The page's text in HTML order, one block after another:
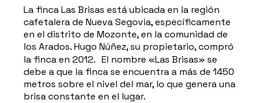
La finca Las Brisas está ubicada en la región
cafetalera de Nueva Segovia, específicamente
en el distrito de Mozonte, en la comunidad de
los Arados. Hugo Núñez, su propietario, compró
la finca en 2012. El nombre «Las Brisas» se
debe a que la finca se encuentra a más de 1450
metros sobre el nivel del mar, lo que genera una
brisa constante en el lugar.